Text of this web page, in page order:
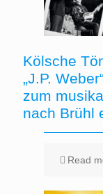
Kölsche
„J.P.
zum
nach Brühl
Read